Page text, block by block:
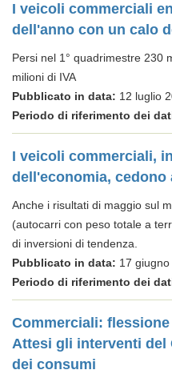
I veicoli commerciali
dell'anno con un calo
Persi nel 1° quadrimestre 230
milioni di IVA
Pubblicato in data: 12 luglio
Periodo di riferimento dei
I veicoli commerciali,
dell'economia, cedono
Anche i risultati di maggio sul
(autocarri con peso totale a
di inversioni di tendenza.
Pubblicato in data: 17 giugno
Periodo di riferimento dei
Commerciali:
Attesi gli interventi del
dei consumi